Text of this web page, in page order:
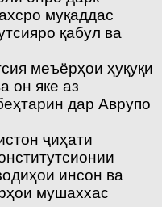
муқаддас
қабул ва
меъёрҳои ҳуқуқи
он яке аз
дар Аврупо
ҷиҳати
инсон ва
мушаххас